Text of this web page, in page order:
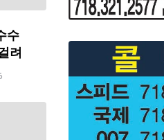
수
려